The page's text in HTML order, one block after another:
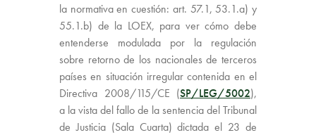
la normativa en cuestión: art. 57.1, 53.1.a) y
55.1.b) de la LOEX, para ver cómo debe
entenderse modulada por la regulación
sobre retorno de los nacionales de terceros
países en situación irregular contenida en el
Directiva 2008/115/CE (SP/LEG/5002),
a la vista del fallo de la sentencia del Tribunal
de Justicia (Sala Cuarta) dictada el 23 de